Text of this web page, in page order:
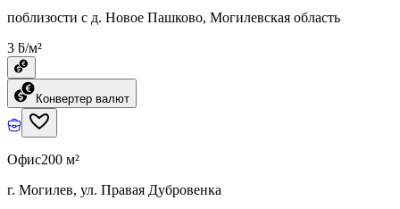
поблизости с д. Новое Пашково, Могилевская область
3 ƃ/м²
Конвертер валют
Офис200 м²
г. Могилев, ул. Правая Дубровенка